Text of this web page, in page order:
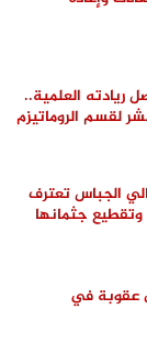
ريادته العلمية..
لقسم الروماتيزم
الجباس تعترف
وتقطيع جثمانها
عقوبة في